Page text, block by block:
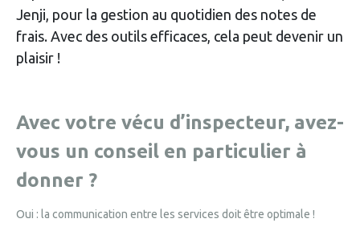
Jenji, pour la gestion au quotidien des notes de
frais. Avec des outils efficaces, cela peut devenir un
plaisir !
Avec votre vécu d’inspecteur, avez-
vous un conseil en particulier à
donner ?
Oui : la communication entre les services doit être optimale !